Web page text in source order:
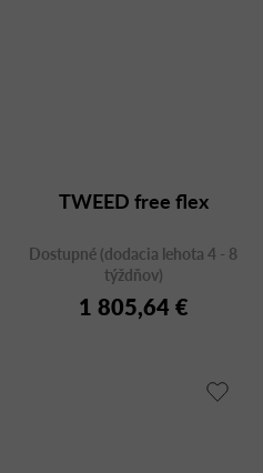
TWEED free flex
Dostupné (dodacia lehota 4 - 8
týždňov)
1 805,64 €